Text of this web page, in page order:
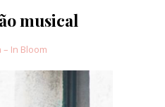
musical
In Bloom